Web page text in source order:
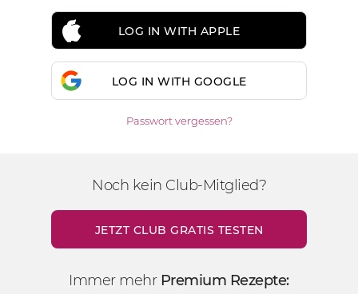
LOG IN WITH APPLE
LOG IN WITH GOOGLE
Passwort vergessen?
Noch kein Club-Mitglied?
JETZT CLUB GRATIS TESTEN
Immer mehr Premium Rezepte: